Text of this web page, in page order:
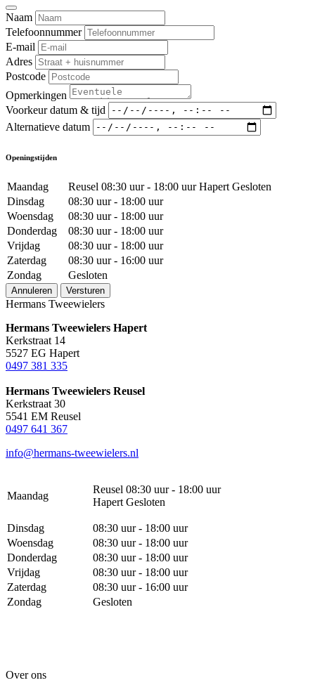
Naam
Telefoonnummer
E-mail
Adres
Postcode
Opmerkingen
Voorkeur datum & tijd
Alternatieve datum
Openingstijden
Maandag
Reusel 08:30 uur - 18:00 uur Hapert Gesloten
Dinsdag
08:30 uur - 18:00 uur
Woensdag
08:30 uur - 18:00 uur
Donderdag
08:30 uur - 18:00 uur
Vrijdag
08:30 uur - 18:00 uur
Zaterdag
08:30 uur - 16:00 uur
Zondag
Gesloten
Annuleren Versturen
Hermans Tweewielers
Hermans Tweewielers Hapert
Kerkstraat 14
5527 EG Hapert
0497 381 335
Hermans Tweewielers Reusel
Kerkstraat 30
5541 EM Reusel
0497 641 367
info@hermans-tweewielers.nl
Maandag
Reusel 08:30 uur - 18:00 uur
Hapert Gesloten
Dinsdag
08:30 uur - 18:00 uur
Woensdag
08:30 uur - 18:00 uur
Donderdag
08:30 uur - 18:00 uur
Vrijdag
08:30 uur - 18:00 uur
Zaterdag
08:30 uur - 16:00 uur
Zondag
Gesloten
Over ons